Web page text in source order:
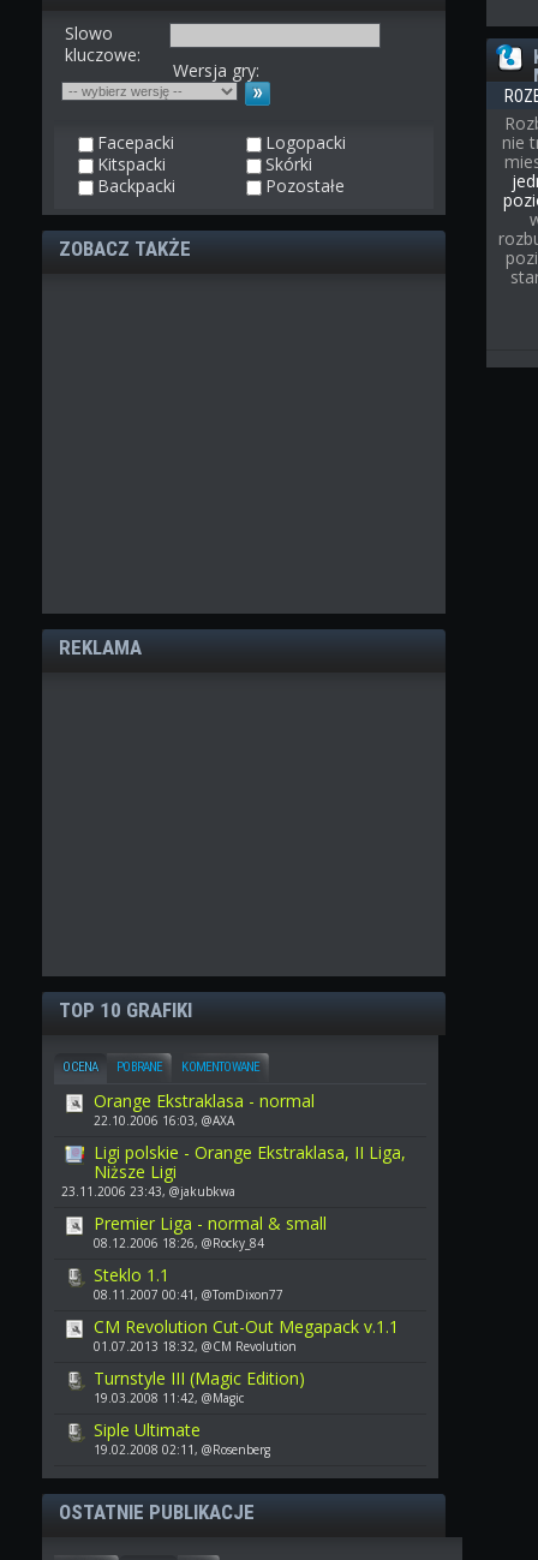
Slowo
kluczowe:
Wersja gry:
Facepacki
Logopacki
Kitspacki
Skórki
Backpacki
Pozostałe
ZOBACZ TAKŻE
REKLAMA
TOP 10 GRAFIKI
OCENA POBRANE KOMENTOWANE
Orange Ekstraklasa - normal
22.10.2006 16:03, @AXA
Ligi polskie - Orange Ekstraklasa, II Liga,
Niższe Ligi
23.11.2006 23:43, @jakubkwa
Premier Liga - normal & small
08.12.2006 18:26, @Rocky_84
Steklo 1.1
08.11.2007 00:41, @TomDixon77
CM Revolution Cut-Out Megapack v.1.1
01.07.2013 18:32, @CM Revolution
Turnstyle III (Magic Edition)
19.03.2008 11:42, @Magic
Siple Ultimate
19.02.2008 02:11, @Rosenberg
OSTATNIE PUBLIKACJE
nie